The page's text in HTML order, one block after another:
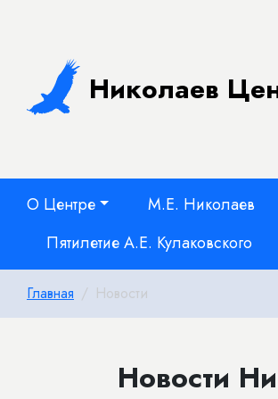
Николаев
О Центре М.Е. Николаев
Пятилетие А.Е. Кулаковского
Главная Новости
Новости